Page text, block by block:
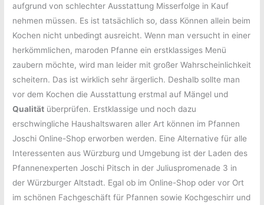
aufgrund von schlechter Ausstattung Misserfolge in Kauf
nehmen müssen. Es ist tatsächlich so, dass Können allein beim
Kochen nicht unbedingt ausreicht. Wenn man versucht in einer
herkömmlichen, maroden Pfanne ein erstklassiges Menü
zaubern möchte, wird man leider mit großer Wahrscheinlichkeit
scheitern. Das ist wirklich sehr ärgerlich. Deshalb sollte man
vor dem Kochen die Ausstattung erstmal auf Mängel und
Qualität überprüfen. Erstklassige und noch dazu
erschwingliche Haushaltswaren aller Art können im Pfannen
Joschi Online-Shop erworben werden. Eine Alternative für alle
Interessenten aus Würzburg und Umgebung ist der Laden des
Pfannenexperten Joschi Pitsch in der Juliuspromenade 3 in
der Würzburger Altstadt. Egal ob im Online-Shop oder vor Ort
im schönen Fachgeschäft für Pfannen sowie Kochgeschirr und